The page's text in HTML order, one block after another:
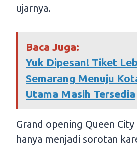
ujarnya.
Baca Juga:
Yuk Dipesan! Tiket
Semarang Menuju
Utama Masih Tersedia
Grand opening Queen
hanya menjadi sorotan